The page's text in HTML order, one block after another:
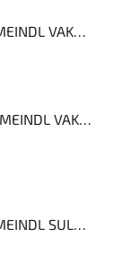
PÁNSKA TURISTICKÁ OBUV MEINDL VAKUUM MEN GTX
DÁMSKA TURISTICKÁ OBUV MEINDL VAKUUM LADY GTX MARINE VEĽKOSŤ 4 VÝPREDAJ
PÁNSKA TURISTICKÁ OBUV MEINDL SULDEN MAHAGONI